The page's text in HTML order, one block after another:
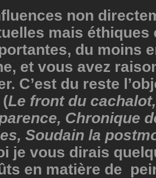
non
mais éthiques
du moins
et vous avez
C’est du reste
Le front du
Chronique
Soudain la
je vous dirais
en matière de